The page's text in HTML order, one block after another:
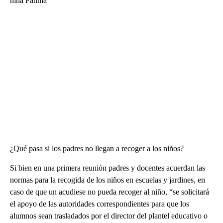
¿Qué pasa si los padres no llegan a recoger a los niños?
Si bien en una primera reunión padres y docentes acuerdan las
normas para la recogida de los niños en escuelas y jardines, en
caso de que un acudiese no pueda recoger al niño, “se solicitará
el apoyo de las autoridades correspondientes para que los
alumnos sean trasladados por el director del plantel educativo o